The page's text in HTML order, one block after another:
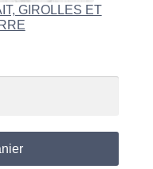
GIROLLES ET